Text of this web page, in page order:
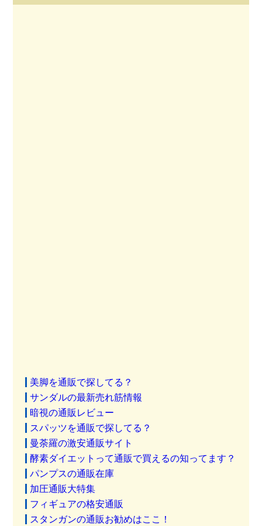
美脚を通販で探してる？
サンダルの最新売れ筋情報
暗視の通販レビュー
スパッツを通販で探してる？
曼荼羅の激安通販サイト
酵素ダイエットって通販で買えるの知ってます？
パンプスの通販在庫
加圧通販大特集
フィギュアの格安通販
スタンガンの通販お勧めはここ！